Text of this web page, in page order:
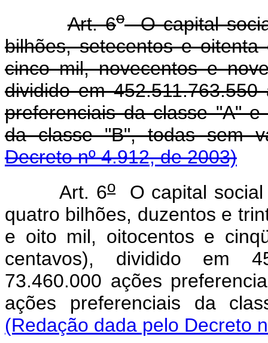
Art. 6oO capital
bilhões, setecentos e
cinco mil, novecentos e
dividido em
preferenciais da classe "A"
da classe "B", todas sem
Decreto nº 4.912, de 2003)
Art. 6oO capital social
quatro bilhões, duzentos e
e oito mil, oitocentos e
centavos), dividido em
73.460.000 ações
ações preferenciais da
(Redação dada pelo Decreto